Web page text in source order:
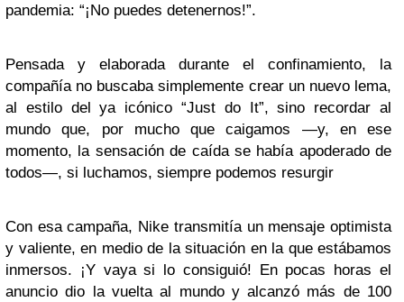
pandemia: “¡No puedes detenernos!”.
Pensada y elaborada durante el confinamiento, la
compañía no buscaba simplemente crear un nuevo lema,
al estilo del ya icónico “Just do It”, sino recordar al
mundo que, por mucho que caigamos —y, en ese
momento, la sensación de caída se había apoderado de
todos—, si luchamos, siempre podemos resurgir
Con esa campaña, Nike transmitía un mensaje optimista
y valiente, en medio de la situación en la que estábamos
inmersos. ¡Y vaya si lo consiguió! En pocas horas el
anuncio dio la vuelta al mundo y alcanzó más de 100